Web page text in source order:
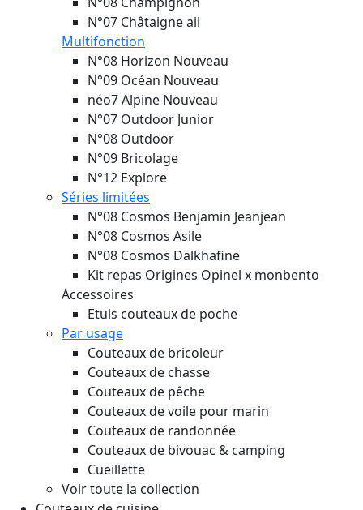
N°07 Châtaigne ail
Multifonction
N°08 Horizon Nouveau
N°09 Océan Nouveau
néo7 Alpine Nouveau
N°07 Outdoor Junior
N°08 Outdoor
N°09 Bricolage
N°12 Explore
Séries limitées
N°08 Cosmos Benjamin Jeanjean
N°08 Cosmos Asile
N°08 Cosmos Dalkhafine
Kit repas Origines Opinel x monbento
Accessoires
Etuis couteaux de poche
Par usage
Couteaux de bricoleur
Couteaux de chasse
Couteaux de pêche
Couteaux de voile pour marin
Couteaux de randonnée
Couteaux de bivouac & camping
Cueillette
Voir toute la collection